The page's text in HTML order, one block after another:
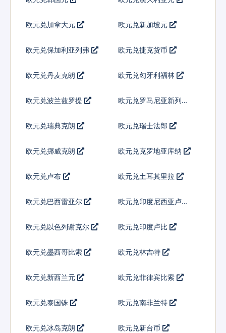
欧元兑加拿大元 欧元兑新加坡元
欧元兑保加利亚列弗 欧元兑捷克货币
欧元兑丹麦克朗 欧元兑匈牙利福林
欧元兑波兰兹罗提 欧元兑罗马尼亚新列伊
欧元兑瑞典克朗 欧元兑瑞士法郎
欧元兑挪威克朗 欧元兑克罗地亚库纳
欧元兑卢布 欧元兑土耳其里拉
欧元兑巴西雷亚尔 欧元兑印度尼西亚卢比
欧元兑以色列谢克尔 欧元兑印度卢比
欧元兑墨西哥比索 欧元兑林吉特
欧元兑新西兰元 欧元兑菲律宾比索
欧元兑泰国铢 欧元兑南非兰特
欧元兑冰岛克朗 欧元兑新台币